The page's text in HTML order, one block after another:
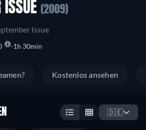
ISSUE (2009)
Issue
1h 30min
Kostenlos ansehen
🇩🇪